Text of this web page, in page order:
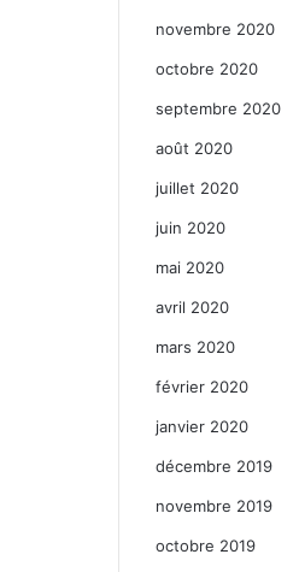
novembre 2020
octobre 2020
septembre 2020
août 2020
juillet 2020
juin 2020
mai 2020
avril 2020
mars 2020
février 2020
janvier 2020
décembre 2019
novembre 2019
octobre 2019